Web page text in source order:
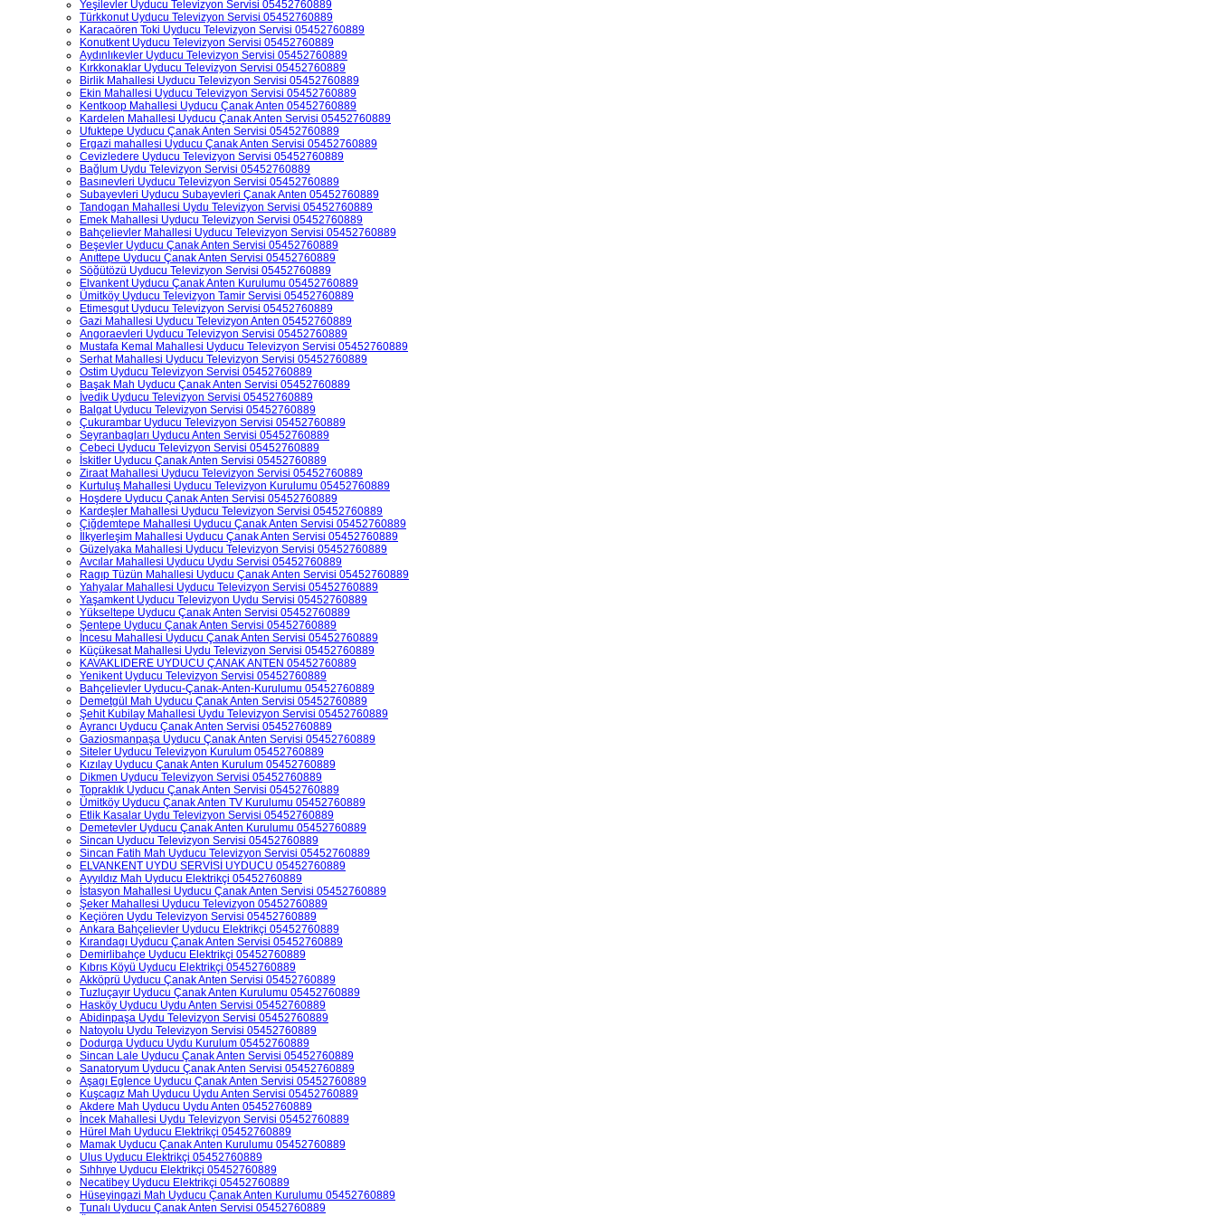
Yeşilevler Uyducu Televizyon Servisi 05452760889
Türkkonut Uyducu Televizyon Servisi 05452760889
Karacaören Toki Uyducu Televizyon Servisi 05452760889
Konutkent Uyducu Televizyon Servisi 05452760889
Aydınlıkevler Uyducu Televizyon Servisi 05452760889
Kırkkonaklar Uyducu Televizyon Servisi 05452760889
Birlik Mahallesi Uyducu Televizyon Servisi 05452760889
Ekin Mahallesi Uyducu Televizyon Servisi 05452760889
Kentkoop Mahallesi Uyducu Çanak Anten 05452760889
Kardelen Mahallesi Uyducu Çanak Anten Servisi 05452760889
Ufuktepe Uyducu Çanak Anten Servisi 05452760889
Ergazi mahallesi Uyducu Çanak Anten Servisi 05452760889
Cevizledere Uyducu Televizyon Servisi 05452760889
Bağlum Uydu Televizyon Servisi 05452760889
Basınevleri Uyducu Televizyon Servisi 05452760889
Subayevleri Uyducu Subayevleri Çanak Anten 05452760889
Tandogan Mahallesi Uydu Televizyon Servisi 05452760889
Emek Mahallesi Uyducu Televizyon Servisi 05452760889
Bahçelievler Mahallesi Uyducu Televizyon Servisi 05452760889
Beşevler Uyducu Çanak Anten Servisi 05452760889
Anıttepe Uyducu Çanak Anten Servisi 05452760889
Söğütözü Uyducu Televizyon Servisi 05452760889
Elvankent Uyducu Çanak Anten Kurulumu 05452760889
Ümitköy Uyducu Televizyon Tamir Servisi 05452760889
Etimesgut Uyducu Televizyon Servisi 05452760889
Gazi Mahallesi Uyducu Televizyon Anten 05452760889
Angoraevleri Uyducu Televizyon Servisi 05452760889
Mustafa Kemal Mahallesi Uyducu Televizyon Servisi 05452760889
Serhat Mahallesi Uyducu Televizyon Servisi 05452760889
Ostim Uyducu Televizyon Servisi 05452760889
Başak Mah Uyducu Çanak Anten Servisi 05452760889
İvedik Uyducu Televizyon Servisi 05452760889
Balgat Uyducu Televizyon Servisi 05452760889
Çukurambar Uyducu Televizyon Servisi 05452760889
Seyranbagları Uyducu Anten Servisi 05452760889
Cebeci Uyducu Televizyon Servisi 05452760889
İskitler Uyducu Çanak Anten Servisi 05452760889
Ziraat Mahallesi Uyducu Televizyon Servisi 05452760889
Kurtuluş Mahallesi Uyducu Televizyon Kurulumu 05452760889
Hoşdere Uyducu Çanak Anten Servisi 05452760889
Kardeşler Mahallesi Uyducu Televizyon Servisi 05452760889
Çiğdemtepe Mahallesi Uyducu Çanak Anten Servisi 05452760889
İlkyerleşim Mahallesi Uyducu Çanak Anten Servisi 05452760889
Güzelyaka Mahallesi Uyducu Televizyon Servisi 05452760889
Avcılar Mahallesi Uyducu Uydu Servisi 05452760889
Ragıp Tüzün Mahallesi Uyducu Çanak Anten Servisi 05452760889
Yahyalar Mahallesi Uyducu Televizyon Servisi 05452760889
Yaşamkent Uyducu Televizyon Uydu Servisi 05452760889
Yükseltepe Uyducu Çanak Anten Servisi 05452760889
Şentepe Uyducu Çanak Anten Servisi 05452760889
İncesu Mahallesi Uyducu Çanak Anten Servisi 05452760889
Küçükesat Mahallesi Uydu Televizyon Servisi 05452760889
KAVAKLIDERE UYDUCU ÇANAK ANTEN 05452760889
Yenikent Uyducu Televizyon Servisi 05452760889
Bahçelievler Uyducu-Çanak-Anten-Kurulumu 05452760889
Demetgül Mah Uyducu Çanak Anten Servisi 05452760889
Şehit Kubilay Mahallesi Uydu Televizyon Servisi 05452760889
Ayrancı Uyducu Çanak Anten Servisi 05452760889
Gaziosmanpaşa Uyducu Çanak Anten Servisi 05452760889
Siteler Uyducu Televizyon Kurulum 05452760889
Kızılay Uyducu Çanak Anten Kurulum 05452760889
Dikmen Uyducu Televizyon Servisi 05452760889
Topraklık Uyducu Çanak Anten Servisi 05452760889
Ümitköy Uyducu Çanak Anten TV Kurulumu 05452760889
Etlik Kasalar Uydu Televizyon Servisi 05452760889
Demetevler Uyducu Çanak Anten Kurulumu 05452760889
Sincan Uyducu Televizyon Servisi 05452760889
Sincan Fatih Mah Uyducu Televizyon Servisi 05452760889
ELVANKENT UYDU SERVİSİ UYDUCU 05452760889
Ayyıldız Mah Uyducu Elektrikçi 05452760889
İstasyon Mahallesi Uyducu Çanak Anten Servisi 05452760889
Şeker Mahallesi Uyducu Televizyon 05452760889
Keçiören Uydu Televizyon Servisi 05452760889
Ankara Bahçelievler Uyducu Elektrikçi 05452760889
Kırandagı Uyducu Çanak Anten Servisi 05452760889
Demirlibahçe Uyducu Elektrikçi 05452760889
Kıbrıs Köyü Uyducu Elektrikçi 05452760889
Akköprü Uyducu Çanak Anten Servisi 05452760889
Tuzluçayır Uyducu Çanak Anten Kurulumu 05452760889
Hasköy Uyducu Uydu Anten Servisi 05452760889
Abidinpaşa Uydu Televizyon Servisi 05452760889
Natoyolu Uydu Televizyon Servisi 05452760889
Dodurga Uyducu Uydu Kurulum 05452760889
Sincan Lale Uyducu Çanak Anten Servisi 05452760889
Sanatoryum Uyducu Çanak Anten Servisi 05452760889
Aşagı Eglence Uyducu Çanak Anten Servisi 05452760889
Kuşcagız Mah Uyducu Uydu Anten Servisi 05452760889
Akdere Mah Uyducu Uydu Anten 05452760889
İncek Mahallesi Uydu Televizyon Servisi 05452760889
Hürel Mah Uyducu Elektrikçi 05452760889
Mamak Uyducu Çanak Anten Kurulumu 05452760889
Ulus Uyducu Elektrikçi 05452760889
Sıhhıye Uyducu Elektrikçi 05452760889
Necatibey Uyducu Elektrikçi 05452760889
Hüseyingazi Mah Uyducu Çanak Anten Kurulumu 05452760889
Tunalı Uyducu Çanak Anten Servisi 05452760889